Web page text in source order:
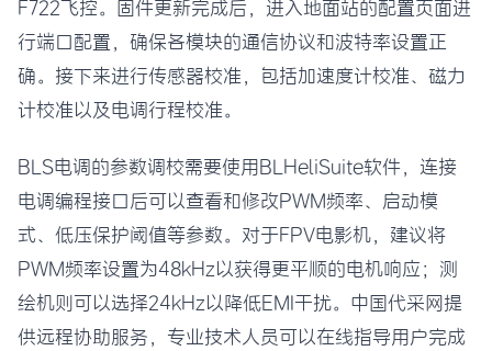
F722飞控。固件更新完成后，进入地面站的配置页面进
行端口配置，确保各模块的通信协议和波特率设置正
确。接下来进行传感器校准，包括加速度计校准、磁力
计校准以及电调行程校准。
BLS电调的参数调校需要使用BLHeliSuite软件，连接
电调编程接口后可以查看和修改PWM频率、启动模
式、低压保护阈值等参数。对于FPV电影机，建议将
PWM频率设置为48kHz以获得更平顺的电机响应；测
绘机则可以选择24kHz以降低EMI干扰。中国代采网提
供远程协助服务，专业技术人员可以在线指导用户完成